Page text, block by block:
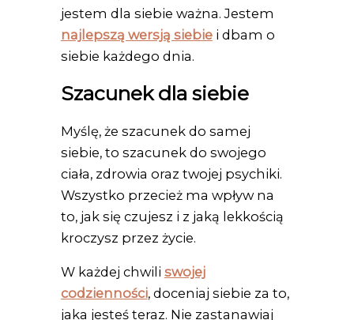
jestem dla siebie ważna. Jestem
najlepszą wersją siebiei dbam o
siebie każdego dnia.
Szacunek dla siebie
Myślę, że szacunek do samej
siebie, to szacunek do swojego
ciała, zdrowia oraz twojej psychiki.
Wszystko przecież ma wpływ na
to, jak się czujesz i z jaką lekkością
kroczysz przez życie.
W każdej chwili swojej
codzienności, doceniaj siebie za to,
jaka jesteś teraz. Nie zastanawiaj